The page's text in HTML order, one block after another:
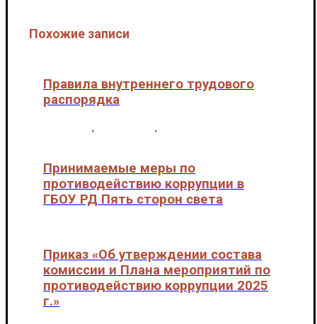
Похожие записи
Правила внутреннего трудового
распорядка
, ,
Принимаемые меры по
противодействию коррупции в
ГБОУ РД Пять сторон света
Приказ «Об утверждении состава
комиссии и Плана мероприятий по
противодействию коррупции 2025
г.»